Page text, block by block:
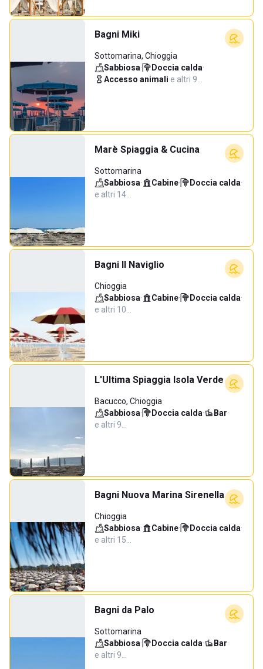
Bagni Miki
Sottomarina, Chioggia
Sabbiosa· Doccia calda·
Accesso animali·e altri 9…
Marè Spiaggia & Cucina
Sottomarina
Sabbiosa· Cabine· Doccia calda·
e altri 14…
Bagni Il Naviglio
Chioggia
Sabbiosa· Cabine· Doccia calda·
e altri 10…
L'Ultima Spiaggia Isola Verde
Bacucco, Chioggia
Sabbiosa· Doccia calda· Bar·
e altri 9…
Bagni Nuova Marina Sirenella
Chioggia
Sabbiosa· Cabine· Doccia calda·
e altri 15…
Bagni da Palo
Sottomarina
Sabbiosa· Doccia calda· Bar·
e altri 9…